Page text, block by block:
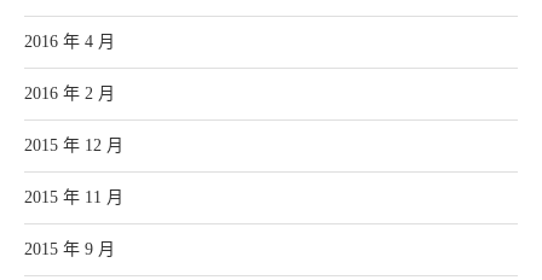
2016 年 4 月
2016 年 2 月
2015 年 12 月
2015 年 11 月
2015 年 9 月